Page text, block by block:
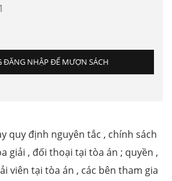
ĐĂNG NHẬP ĐỂ MƯỢN SÁCH
quy định nguyên tắc , chính sách
giải , đối thoại tại tòa án ; quyền ,
viên tại tòa án , các bên tham gia